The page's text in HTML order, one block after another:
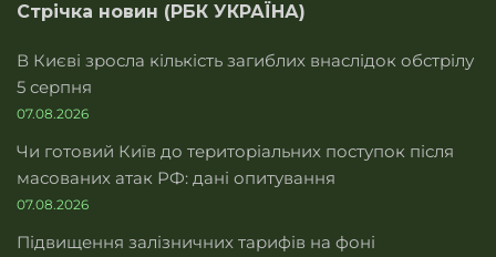
Стрічка новин (РБК УКРАЇНА)
В Києві зросла кількість загиблих внаслідок обстрілу
5 серпня
07.08.2026
Чи готовий Київ до територіальних поступок після
масованих атак РФ: дані опитування
07.08.2026
Підвищення залізничних тарифів на фоні